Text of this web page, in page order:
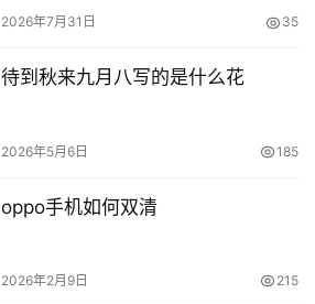
2026年7月31日 35
待到秋来九月八写的是什么花
2026年5月6日 185
oppo手机如何双清
2026年2月9日 215